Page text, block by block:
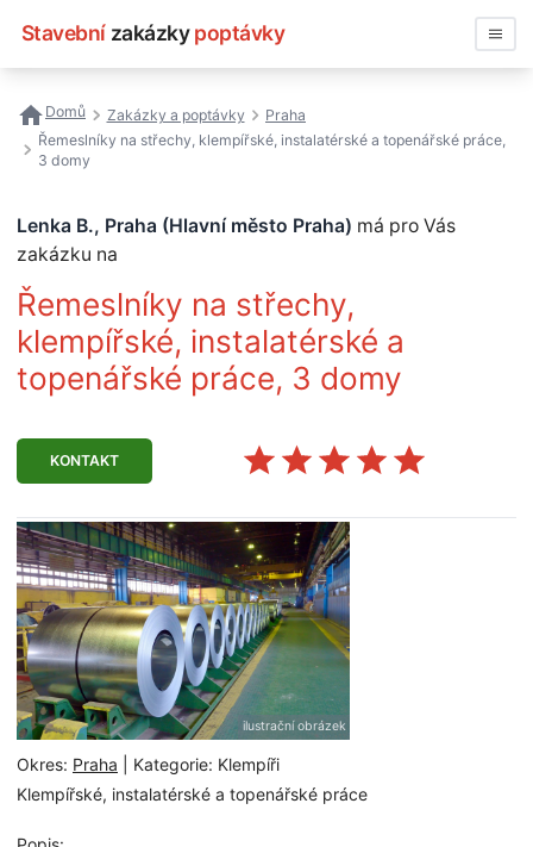
Stavební zakázky poptávky
Všechny zakázky
Registrace firmy
Domů Zakázky a poptávky
Praha
Řemeslníky na střechy, klempířské, instalatérské a topenářské práce,
3 domy
Lenka B., Praha (Hlavní město Praha) má pro Vás
zakázku na
Řemeslníky na střechy,
klempířské, instalatérské a
topenářské práce, 3 domy
KONTAKT
Okres: Praha | Kategorie: Klempíři
Klempířské, instalatérské a topenářské práce
ilustrační obrázek